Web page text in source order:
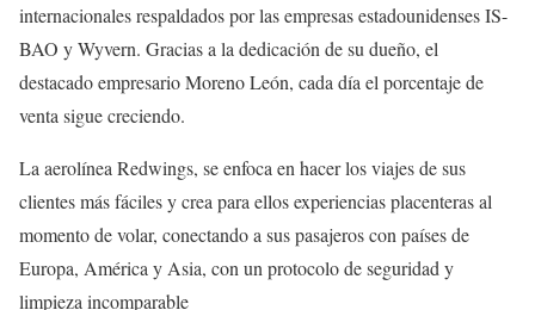
internacionales respaldados por las empresas estadounidenses IS-
BAO y Wyvern. Gracias a la dedicación de su dueño, el
destacado empresario Moreno León, cada día el porcentaje de
venta sigue creciendo.
La aerolínea Redwings, se enfoca en hacer los viajes de sus
clientes más fáciles y crea para ellos experiencias placenteras al
momento de volar, conectando a sus pasajeros con países de
Europa, América y Asia, con un protocolo de seguridad y
limpieza incomparable